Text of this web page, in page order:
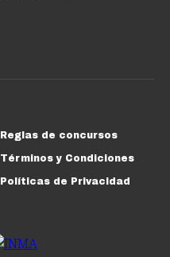
Reglas de concursos
Términos y Condiciones
Políticas de Privacidad